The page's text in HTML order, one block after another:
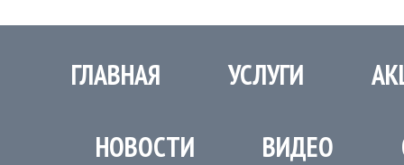
ГЛАВНАЯ УСЛУГИ
НОВОСТИ ВИДЕО